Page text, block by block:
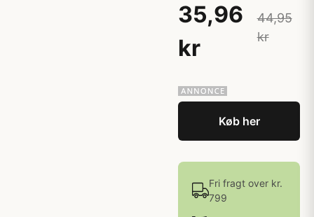
35,96
kr
44,95
kr
Køb her
Fri fragt over kr.
799